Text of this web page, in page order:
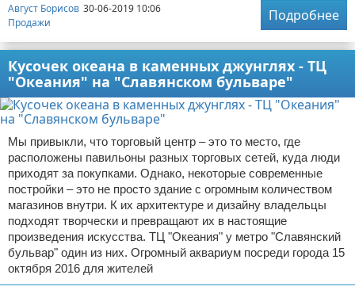
Август Борисов 30-06-2019 10:06
Продажи
Подробнее
Кусочек океана в каменных джунглях - ТЦ
"Океания" на "Славянском бульваре"
Мы привыкли, что торговый центр – это то место, где
расположены павильоны разных торговых сетей, куда люди
приходят за покупками. Однако, некоторые современные
постройки – это не просто здание с огромным количеством
магазинов внутри. К их архитектуре и дизайну владельцы
подходят творчески и превращают их в настоящие
произведения искусства. ТЦ "Океания" у метро "Славянский
бульвар" один из них. Огромный аквариум посреди города 15
октября 2016 для жителей